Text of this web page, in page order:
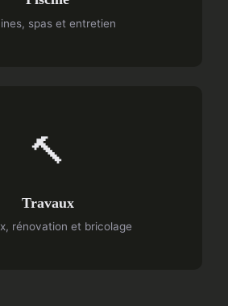
spas et entretien
🔨
Travaux
rénovation et bricolage